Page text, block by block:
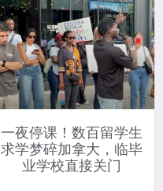
一夜停课！数百留学生
求学梦碎加拿大，临毕
业学校直接关门